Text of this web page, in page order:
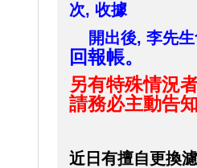
次, 收據
開出後, 李先生
回報帳。
另有特殊情況
請務必主動告
近日有擅自更換